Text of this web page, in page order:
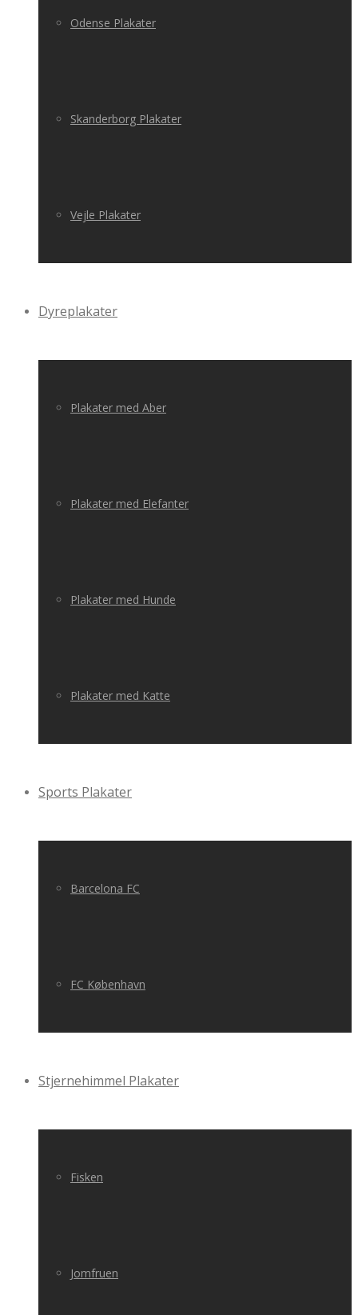
Odense Plakater
Skanderborg Plakater
Vejle Plakater
Dyreplakater
Plakater med Aber
Plakater med Elefanter
Plakater med Hunde
Plakater med Katte
Sports Plakater
Barcelona FC
FC København
Stjernehimmel Plakater
Fisken
Jomfruen